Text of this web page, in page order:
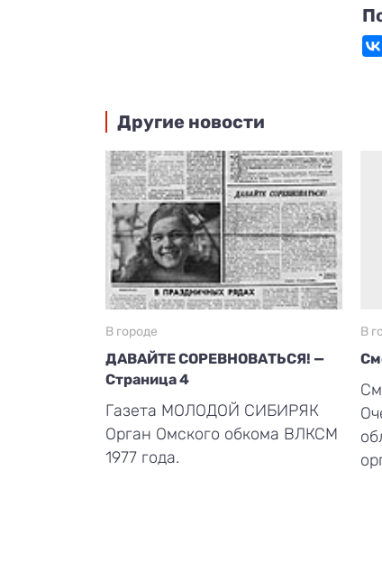
Другие новости
В городе
ДАВАЙТЕ СОРЕВНОВАТЬСЯ! —
Страница 4
Газета МОЛОДОЙ СИБИРЯК
Орган Омского обкома ВЛКСМ
1977 года.
В